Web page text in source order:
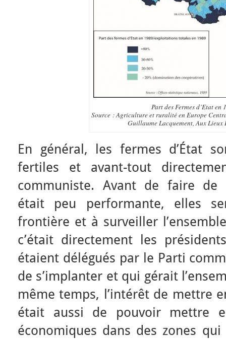
Part des Fermes d’Etat en
Source : Agriculture et ruralité en Europe
Guillaume Lacquement, Aux Lieux
En général, les fermes d’État
fertiles et avant-tout
communiste. Avant de faire de
était peu performante, elles
frontière et à surveiller
c’était directement les
étaient délégués par le Parti
de s’implanter et qui gérait
même temps, l’intérêt de mettre
était aussi de pouvoir mettre
économiques dans des zones